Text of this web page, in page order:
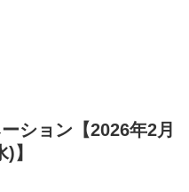
ション【2026年2月
】